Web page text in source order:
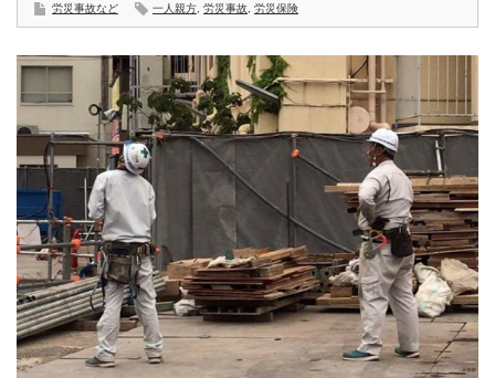
労災事故など 一人親方 労災事故 労災保険